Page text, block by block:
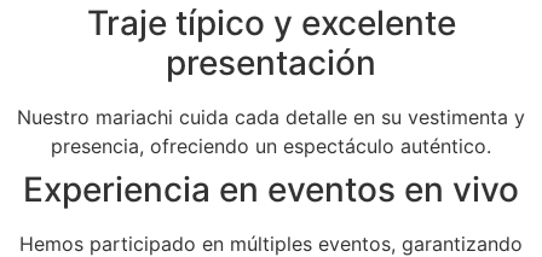
Traje típico y excelente
presentación
Nuestro mariachi cuida cada detalle en su vestimenta y
presencia, ofreciendo un espectáculo auténtico.
Experiencia en eventos en vivo
Hemos participado en múltiples eventos, garantizando